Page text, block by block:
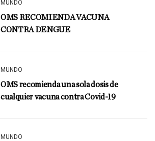
MUNDO
OMS RECOMIENDA VACUNA
CONTRA DENGUE
MUNDO
OMS recomienda una sola dosis de
cualquier vacuna contra Covid-19
MUNDO